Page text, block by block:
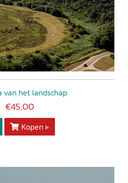
van het landschap
€45,00
Kopen